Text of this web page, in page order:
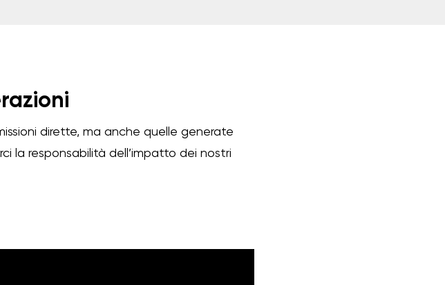
dirette, ma anche quelle generate
la responsabilità dell’impatto dei nostri